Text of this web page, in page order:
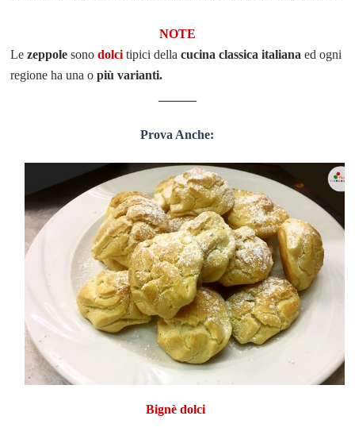
NOTE
Lezeppole sonodolci tipici dellacucina classica italiana ed ogni
regione ha una opiù varianti.
Prova Anche:
Bignè dolci